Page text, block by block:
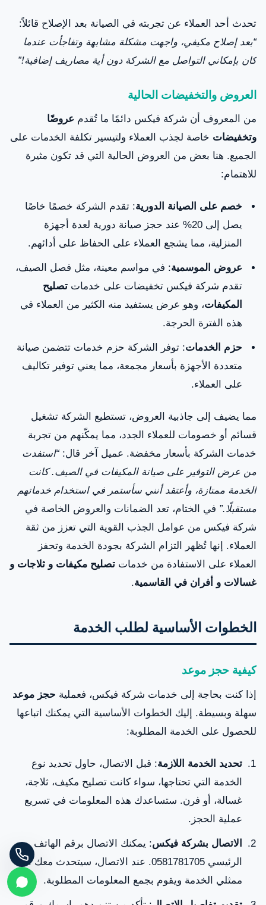
تحدث أحد العملاء عن تجربته في الصيانة بعد الإصلاح قائلاً:
“بعد إصلاح مكيفي، واجهت مشكلة مشابهة وتفاجأت عندما
كان بإمكاني التواصل مع الشركة دون أية مصاريف إضافية!”
العروض والتخفيضات الحالية
من المعروف أن شركة فيكس دائمًا ما تُقدم عروضًا
وتخفيضات خاصة لجذب العملاء ولتيسير تكلفة الخدمات على
الجميع. هنا بعض من العروض الحالية التي قد تكون مثيرة
للاهتمام:
خصم على الصيانة الدورية: تقدم الشركة خصمًا خاصًا
يصل إلى 20% عند حجز صيانة دورية لعدة أجهزة
المنزلية، مما يشجع العملاء على الحفاظ على أدائهم.
عروض الموسمية: في مواسم معينة، مثل فصل الصيف،
تقدم شركة فيكس تخفيضات على خدمات تصليح
المكيفات، وهو عرض يستفيد منه الكثير من العملاء في
هذه الفترة الحرجة.
حزم الخدمات: توفر الشركة حزم خدمات تتضمن صيانة
متعددة الأجهزة بأسعار مجمعة، مما يعني توفير تكاليف
على العملاء.
مما يضيف إلى جاذبية العروض، تستطيع الشركة تشغيل
قسائم أو خصومات للعملاء الجدد، مما يمكّنهم من تجربة
خدمات الشركة بأسعار مخفضة. عميل آخر قال: “استفدت
من عرض التوفير على صيانة المكيفات في الصيف. كانت
الخدمة ممتازة، وأعتقد أنني سأستمر في استخدام خدماتهم
مستقبلًا.” في الختام، تعد الضمانات والعروض الخاصة في
شركة فيكس من عوامل الجذب القوية التي تعزز من ثقة
العملاء. إنها تُظهر التزام الشركة بجودة الخدمة وتحفز
العملاء على الاستفادة من خدمات تصليح مكيفات و ثلاجات و
غسالات و أفران في القاسمية.
الخطوات الأساسية لطلب الخدمة
كيفية حجز موعد
إذا كنت بحاجة إلى خدمات شركة فيكس، فعملية حجز موعد
سهلة وبسيطة. إليك الخطوات الأساسية التي يمكنك اتباعها
للحصول على الخدمة المطلوبة:
تحديد الخدمة اللازمة: قبل الاتصال، حاول تحديد نوع
الخدمة التي تحتاجها، سواء كانت تصليح مكيف، ثلاجة،
غسالة، أو فرن. ستساعدك هذه المعلومات في تسريع
عملية الحجز.
الاتصال بشركة فيكس: يمكنك الاتصال برقم الهاتف
الرئيسي 0581781705. عند الاتصال، سيتحدث معك أحد
ممثلي الخدمة ويقوم بجمع المعلومات المطلوبة.